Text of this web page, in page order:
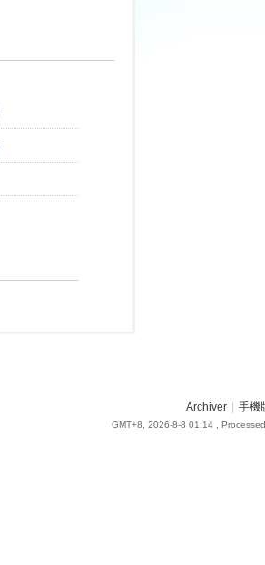
Archiver 手機
GMT+8, 2026-8-8 01:14,